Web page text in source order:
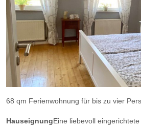
68 qm Ferienwohnung für bis zu vier
HauseignungEine liebevoll